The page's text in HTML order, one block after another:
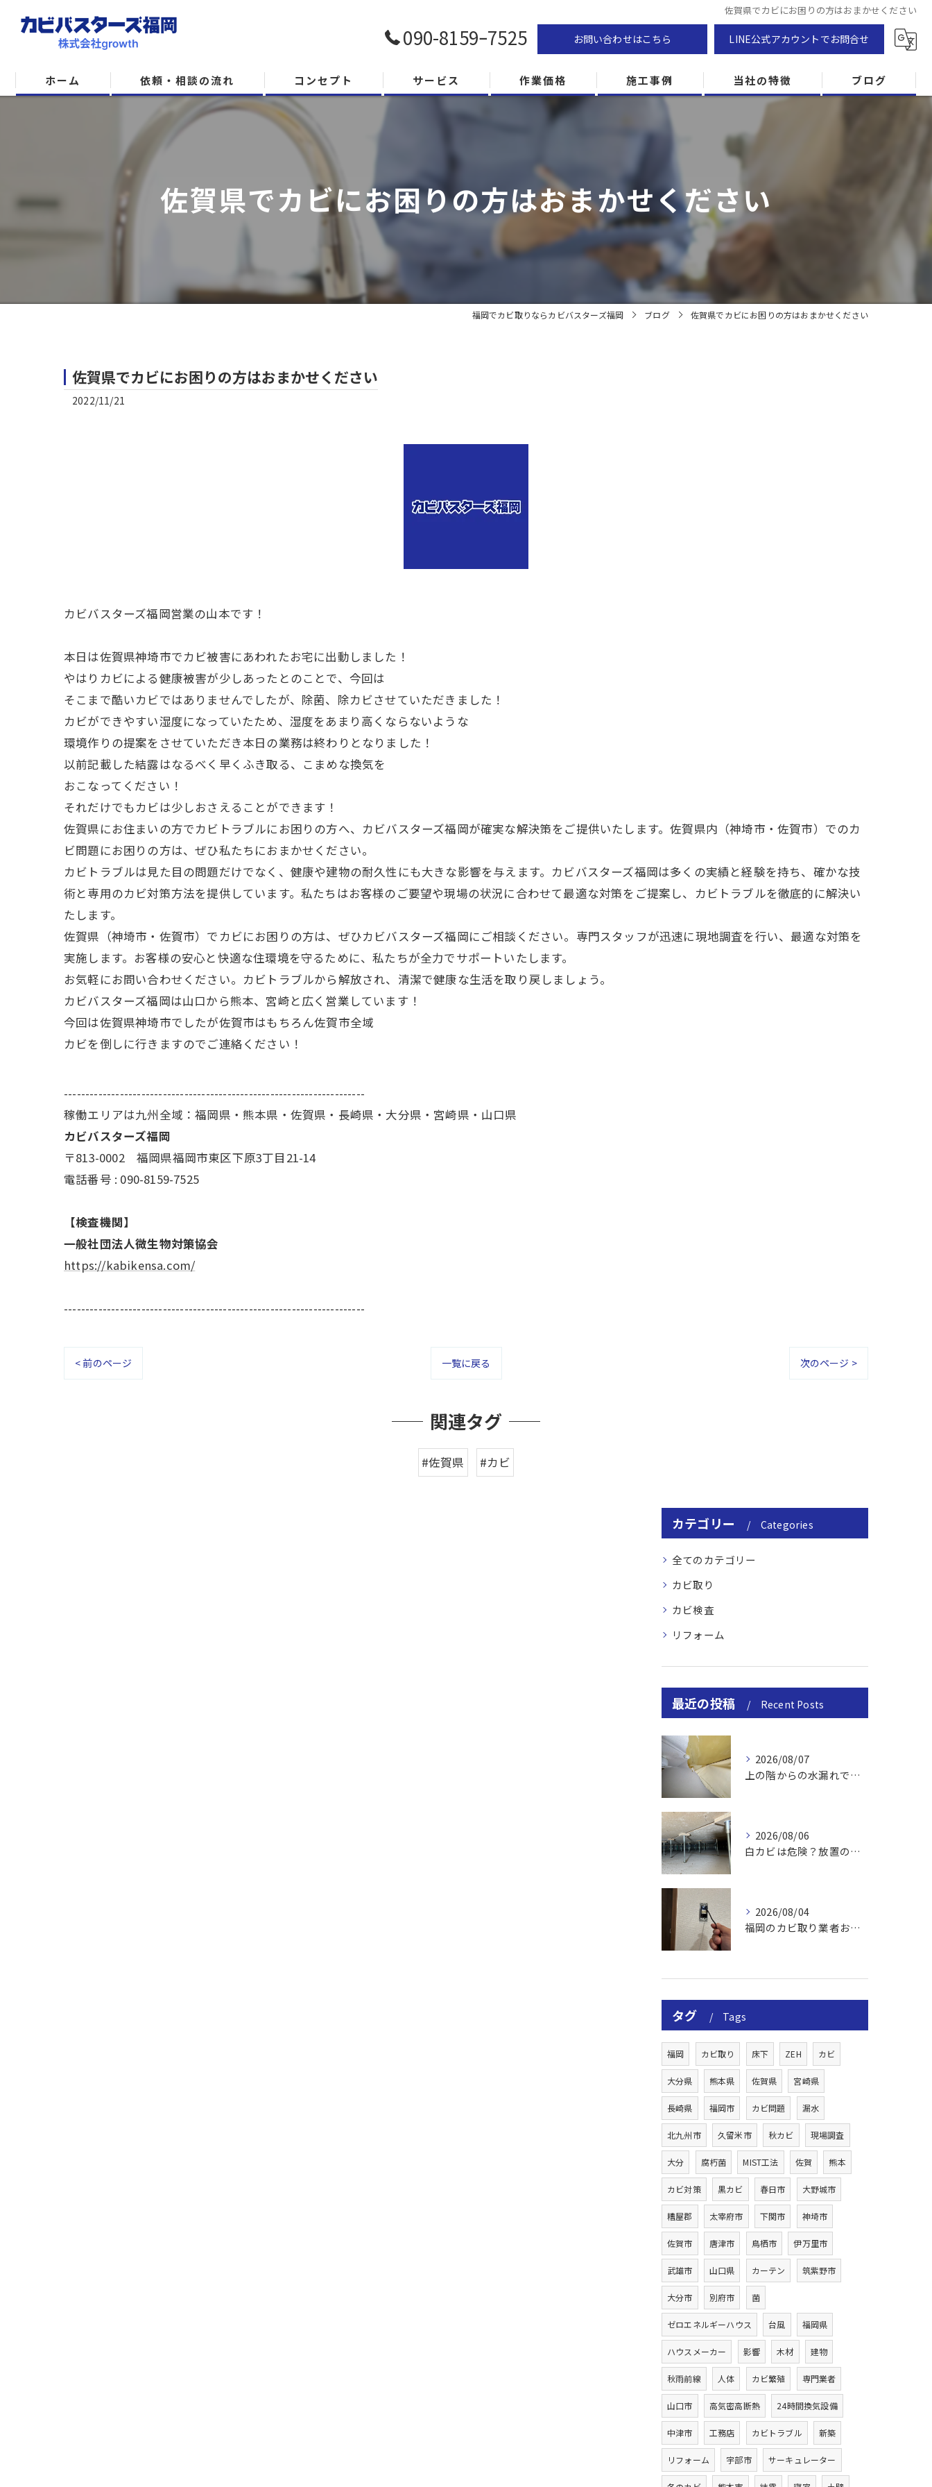
佐賀県でカビにお困りの方はおまかせください
090-8159ｰ7525 お問い合わせはこちら LINE公式アカウントでお問合せ
ホーム 依頼・相談の流れ コンセプト サービス 作業価格 施工事例 当社の特徴
防カビ
カビ専門
ZEH住宅
カビ検査
ブログ
佐賀県でカビにお困りの方はおまかせください
福岡でカビ取りならカビバスターズ福岡 ブログ 佐賀県でカビにお困りの方はおまかせください
佐賀県でカビにお困りの方はおまかせください
2022/11/21
カビバスターズ福岡営業の山本です！
本日は佐賀県神埼市でカビ被害にあわれたお宅に出動しました！
やはりカビによる健康被害が少しあったとのことで、今回は
そこまで酷いカビではありませんでしたが、除菌、除カビさせていただきました！
カビができやすい湿度になっていたため、湿度をあまり高くならないような
環境作りの提案をさせていただき本日の業務は終わりとなりました！
以前記載した結露はなるべく早くふき取る、こまめな換気を
おこなってください！
それだけでもカビは少しおさえることができます！
佐賀県にお住まいの方でカビトラブルにお困りの方へ、カビバスターズ福岡が確実な解決策をご提供いたします。佐賀県内（神埼市・佐賀市）でのカ
ビ問題にお困りの方は、ぜひ私たちにおまかせください。
カビトラブルは見た目の問題だけでなく、健康や建物の耐久性にも大きな影響を与えます。カビバスターズ福岡は多くの実績と経験を持ち、確かな技
術と専用のカビ対策方法を提供しています。私たちはお客様のご要望や現場の状況に合わせて最適な対策をご提案し、カビトラブルを徹底的に解決い
たします。
佐賀県（神埼市・佐賀市）でカビにお困りの方は、ぜひカビバスターズ福岡にご相談ください。専門スタッフが迅速に現地調査を行い、最適な対策を
実施します。お客様の安心と快適な住環境を守るために、私たちが全力でサポートいたします。
お気軽にお問い合わせください。カビトラブルから解放され、清潔で健康な生活を取り戻しましょう。
カビバスターズ福岡は山口から熊本、宮崎と広く営業しています！
今回は佐賀県神埼市でしたが佐賀市はもちろん佐賀市全域
カビを倒しに行きますのでご連絡ください！
----------------------------------------------------------------------
稼働エリアは九州全域：福岡県・熊本県・佐賀県・長崎県・大分県・宮崎県・山口県
カビバスターズ福岡
〒813-0002 福岡県福岡市東区下原3丁目21-14
電話番号 : 090-8159-7525
【検査機関】
一般社団法人微生物対策協会
https://kabikensa.com/
----------------------------------------------------------------------
< 前のページ 一覧に戻る 次のページ >
関連タグ
#佐賀県 #カビ
カテゴリー Categories
全てのカテゴリー
カビ取り
カビ検査
リフォーム
最近の投稿 Recent Posts
2026/08/07
上の階からの水漏れでカビ｜対処法と業者
2026/08/06
白カビは危険？放置のリスクと取り方
2026/08/04
福岡のカビ取り業者おすすめの選び方と費用
タグ Tags
福岡 カビ取り 床下 ZEH カビ
大分県 熊本県 佐賀県 宮崎県
長崎県 福岡市 カビ問題 漏水
北九州市 久留米市 秋カビ 現場調査
大分 腐朽菌 MIST工法 佐賀 熊本
カビ対策 黒カビ 春日市 大野城市
糟屋郡 太宰府市 下関市 神埼市
佐賀市 唐津市 鳥栖市 伊万里市
武雄市 山口県 カーテン 筑紫野市
大分市 別府市 菌
ゼロエネルギーハウス 台風 福岡県
ハウスメーカー 影響 木材 建物
秋雨前線 人体 カビ繁殖 専門業者
山口市 高気密高断熱 24時間換気設備
中津市 工務店 カビトラブル 新築
リフォーム 宇部市 サーキュレーター